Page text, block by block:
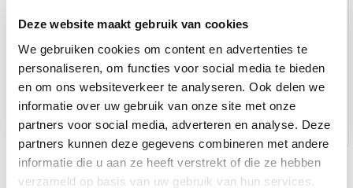
Deze website maakt gebruik van cookies
We gebruiken cookies om content en advertenties te
personaliseren, om functies voor social media te bieden
en om ons websiteverkeer te analyseren. Ook delen we
informatie over uw gebruik van onze site met onze
partners voor social media, adverteren en analyse. Deze
partners kunnen deze gegevens combineren met andere
informatie die u aan ze heeft verstrekt of die ze hebben
verzameld op basis van uw gebruik van hun services.
Coelia Greenshade - Shade Paint - 18ml - 24-22
€6,30
Niet op voorraad